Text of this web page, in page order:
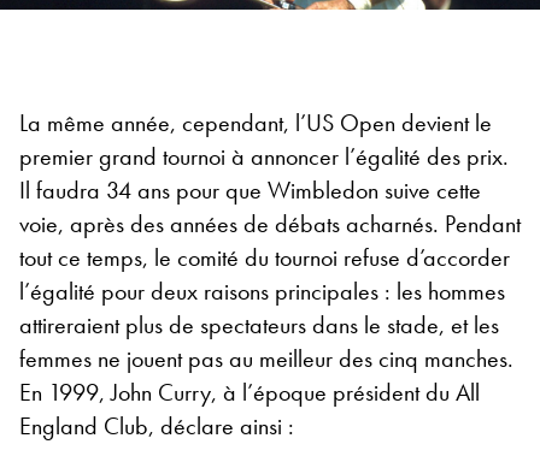
La même année, cependant, l’US Open devient le
premier grand tournoi à annoncer l’égalité des prix.
Il faudra 34 ans pour que Wimbledon suive cette
voie, après des années de débats acharnés. Pendant
tout ce temps, le comité du tournoi refuse d’accorder
l’égalité pour deux raisons principales : les hommes
attireraient plus de spectateurs dans le stade, et les
femmes ne jouent pas au meilleur des cinq manches.
En 1999, John Curry, à l’époque président du All
England Club, déclare ainsi :